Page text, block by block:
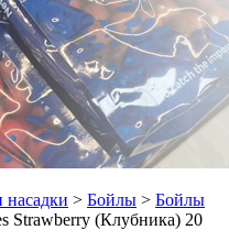
> Бойлы > Бойлы
Strawberry (Клубника) 20